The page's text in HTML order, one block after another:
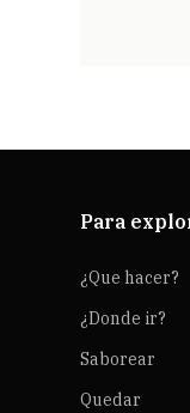
Para
¿Que hacer?
¿Donde ir?
Saborear
Quedar